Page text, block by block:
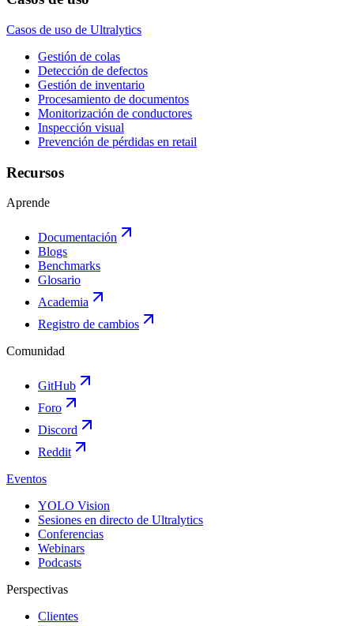
Casos de uso de Ultralytics
Gestión de colas
Detección de defectos
Gestión de inventario
Procesamiento de documentos
Monitorización de conductores
Inspección visual
Prevención de pérdidas en retail
Recursos
Aprende
Documentación
Blogs
Benchmarks
Glosario
Academia
Registro de cambios
Comunidad
GitHub
Foro
Discord
Reddit
Eventos
YOLO Vision
Sesiones en directo de Ultralytics
Conferencias
Webinars
Podcasts
Perspectivas
Clientes